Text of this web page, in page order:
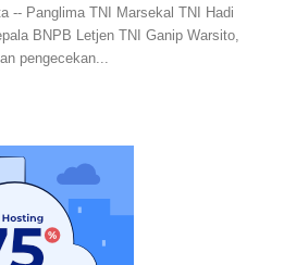
-- Panglima TNI Marsekal TNI Hadi
BNPB Letjen TNI Ganip Warsito,
pengecekan...